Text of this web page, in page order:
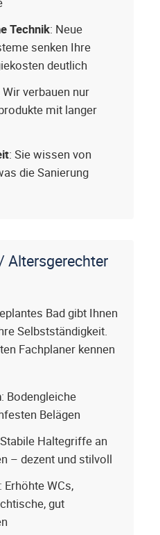
Technik: Neue
senken Ihre
deutlich
Wir verbauen nur
mit langer
: Sie wissen von
die Sanierung
Altersgerechter
Bad gibt Ihnen
Selbstständigkeit.
Fachplaner kennen
: Bodengleiche
Belägen
Haltegriffe an
– dezent und stilvoll
: Erhöhte WCs,
gut